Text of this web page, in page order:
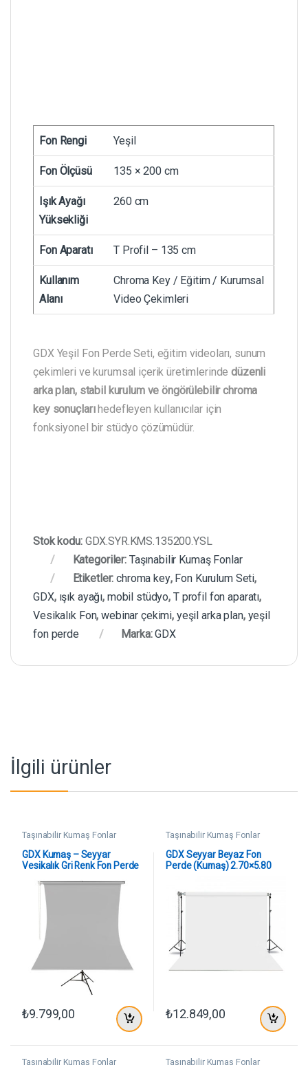
Fon Rengi Yeşil
Fon Ölçüsü 135 × 200 cm
Işık Ayağı
Yüksekliği
260 cm
Fon Aparatı T Profil – 135 cm
Kullanım
Alanı
Chroma Key / Eğitim / Kurumsal
Video Çekimleri
GDX Yeşil Fon Perde Seti, eğitim videoları, sunum
çekimleri ve kurumsal içerik üretimlerindedüzenli
arka plan, stabil kurulum ve öngörülebilir chroma
key sonuçlarıhedefleyen kullanıcılar için
fonksiyonel bir stüdyo çözümüdür.
Stok kodu: GDX.SYR.KMS.135200.YSL
Kategoriler: Taşınabilir Kumaş Fonlar
Etiketler:chroma key, Fon Kurulum Seti,
GDX, ışık ayağı, mobil stüdyo, T profil fon aparatı,
Vesikalık Fon,webinar çekimi, yeşil arka plan, yeşil
fon perde
Marka:GDX
İlgili ürünler
Taşınabilir Kumaş Fonlar
GDX Kumaş – Seyyar
Vesikalık Gri Renk Fon Perde
₺9.799,00
Taşınabilir Kumaş Fonlar
GDX Seyyar Beyaz Fon
Perde (Kumaş) 2.70×5.80
₺12.849,00
Taşınabilir Kumaş Fonlar Taşınabilir Kumaş Fonlar